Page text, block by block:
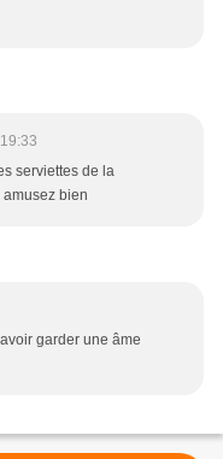
serviettes de la
bien
garder une âme